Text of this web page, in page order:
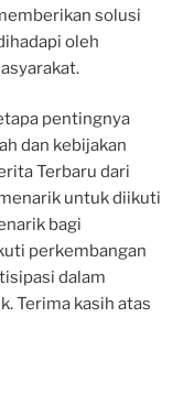
solusi
oleh
pentingnya
dan kebijakan
Terbaru dari
untuk diikuti
bagi
perkembangan
dalam
Terima kasih atas